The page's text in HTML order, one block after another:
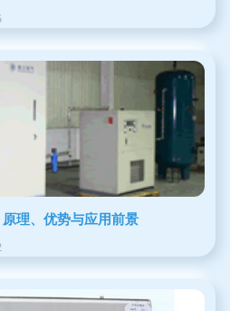
理、优势与应用前景